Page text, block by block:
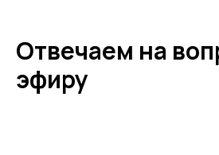
Отвечаем на
эфиру